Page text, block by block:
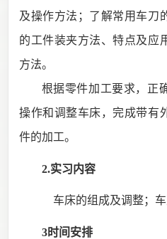
及操作方法；了解常用车刀
的工件装夹方法、特点及应
方法。
根据零件加工要求，正
操作和调整车床，完成带有
件的加工。
2.实习内容
车床的组成及调整；
3时间安排